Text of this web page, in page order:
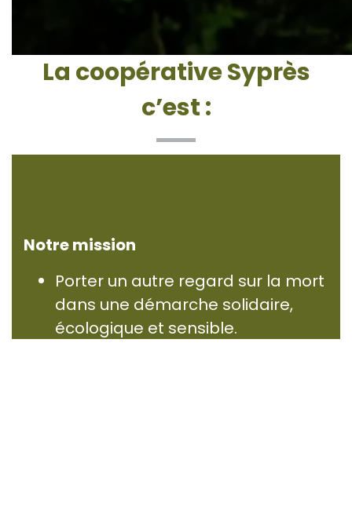
La coopérative Syprès
c’est :
Notre mission
Porter un autre regard sur la mort
dans une démarche solidaire,
écologique et sensible.